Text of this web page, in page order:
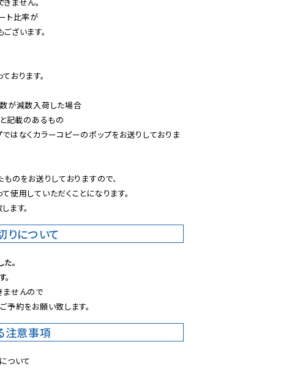
ト比率が
ざいます。
おります。
が減数入荷した場合
記載のあるもの
はなくカラーコピーのポップをお送りしておりま
のをお送りしておりますので、
使用していただくことになります。
ます。
りについて
。
ませんので
予約をお願い致します。
注意事項